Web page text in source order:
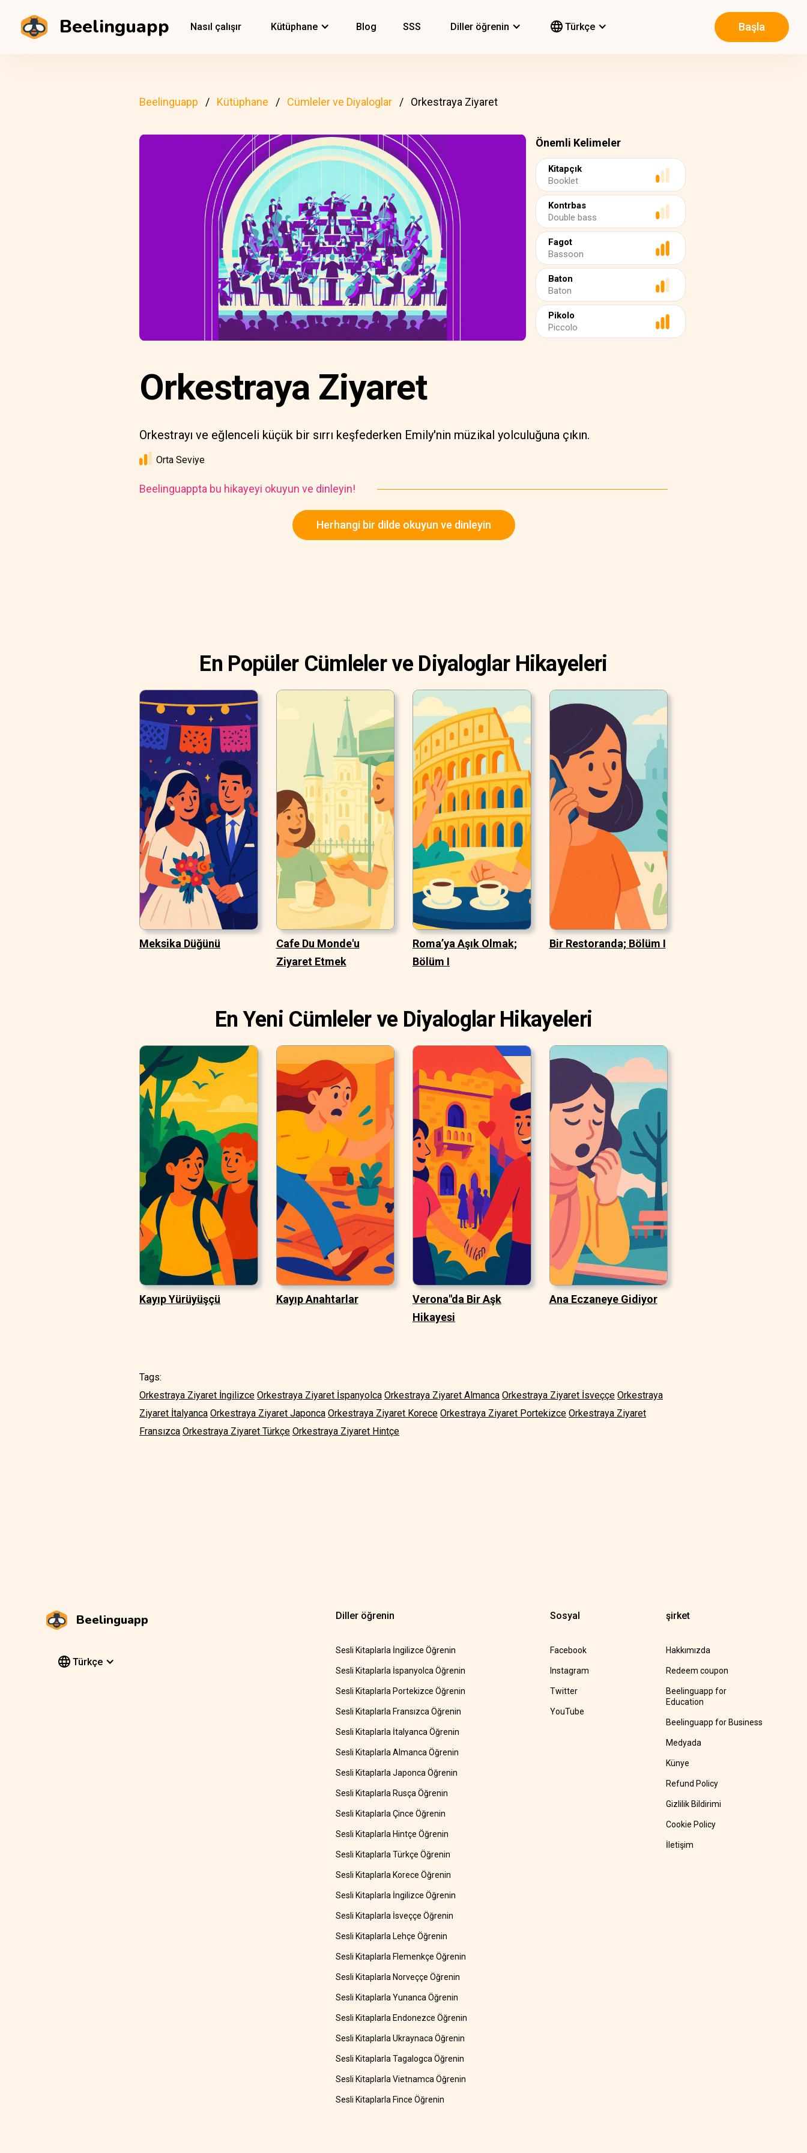
Beelinguapp Nasıl çalışır Kütüphane Blog SSS Diller öğrenin Türkçe Başla
Beelinguapp Kütüphane Cümleler ve Diyaloglar Orkestraya Ziyaret
Önemli Kelimeler
Kitapçık
Booklet
Kontrbas
Double bass
Fagot
Bassoon
Baton
Baton
Pikolo
Piccolo
Orkestraya Ziyaret
Orkestrayı ve eğlenceli küçük bir sırrı keşfederken Emily'nin müzikal yolculuğuna çıkın.
Orta Seviye
Beelinguappta bu hikayeyi okuyun ve dinleyin!
Herhangi bir dilde okuyun ve dinleyin
En Popüler Cümleler ve Diyaloglar Hikayeleri
Meksika Düğünü
Cafe Du Monde'u
Ziyaret Etmek
Roma’ya Aşık Olmak;
Bölüm I
Bir Restoranda; Bölüm I
En Yeni Cümleler ve Diyaloglar Hikayeleri
Kayıp Yürüyüşçü Kayıp Anahtarlar
Verona"da Bir Aşk
Hikayesi
Ana Eczaneye Gidiyor
Tags:
Orkestraya Ziyaret İngilizce Orkestraya Ziyaret İspanyolca Orkestraya Ziyaret Almanca Orkestraya Ziyaret İsveççe Orkestraya
Ziyaret İtalyanca Orkestraya Ziyaret Japonca Orkestraya Ziyaret Korece Orkestraya Ziyaret Portekizce Orkestraya Ziyaret
Fransızca Orkestraya Ziyaret Türkçe Orkestraya Ziyaret Hintçe
Beelinguapp
Türkçe
Diller öğrenin
Sesli Kitaplarla İngilizce Öğrenin
Sesli Kitaplarla İspanyolca Öğrenin
Sesli Kitaplarla Portekizce Öğrenin
Sesli Kitaplarla Fransızca Öğrenin
Sesli Kitaplarla İtalyanca Öğrenin
Sesli Kitaplarla Almanca Öğrenin
Sesli Kitaplarla Japonca Öğrenin
Sesli Kitaplarla Rusça Öğrenin
Sesli Kitaplarla Çince Öğrenin
Sesli Kitaplarla Hintçe Öğrenin
Sesli Kitaplarla Türkçe Öğrenin
Sesli Kitaplarla Korece Öğrenin
Sesli Kitaplarla İngilizce Öğrenin
Sesli Kitaplarla İsveççe Öğrenin
Sesli Kitaplarla Lehçe Öğrenin
Sesli Kitaplarla Flemenkçe Öğrenin
Sesli Kitaplarla Norveççe Öğrenin
Sesli Kitaplarla Yunanca Öğrenin
Sesli Kitaplarla Endonezce Öğrenin
Sesli Kitaplarla Ukraynaca Öğrenin
Sesli Kitaplarla Tagalogca Öğrenin
Sesli Kitaplarla Vietnamca Öğrenin
Sesli Kitaplarla Fince Öğrenin
Sosyal
Facebook
Instagram
Twitter
YouTube
şirket
Hakkımızda
Redeem coupon
Beelinguapp for
Education
Beelinguapp for Business
Medyada
Künye
Refund Policy
Gizlilik Bildirimi
Cookie Policy
İletişim